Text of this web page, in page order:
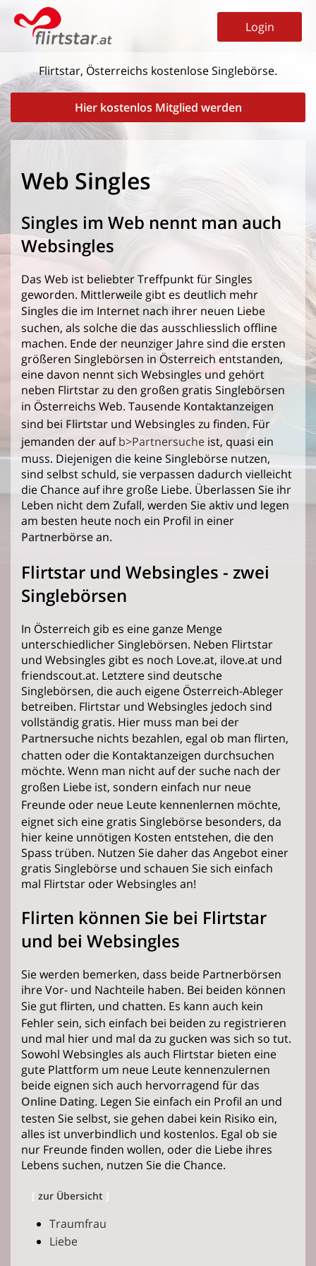
Login
Flirtstar, Österreichs kostenlose Singlebörse.
Hier kostenlos Mitglied werden
Web Singles
Singles im Web nennt man auch
Websingles
Das Web ist beliebter Treffpunkt für Singles
geworden. Mittlerweile gibt es deutlich mehr
Singles die im Internet nach ihrer neuen Liebe
suchen, als solche die das ausschliesslich offline
machen. Ende der neunziger Jahre sind die ersten
größeren Singlebörsen in Österreich entstanden,
eine davon nennt sich Websingles und gehört
neben Flirtstar zu den großen gratis Singlebörsen
in Österreichs Web. Tausende Kontaktanzeigen
sind bei Flirtstar und Websingles zu finden. Für
jemanden der aufb>Partnersuche ist, quasi ein
muss. Diejenigen die keine Singlebörse nutzen,
sind selbst schuld, sie verpassen dadurch vielleicht
die Chance auf ihre große Liebe. Überlassen Sie ihr
Leben nicht dem Zufall, werden Sie aktiv und legen
am besten heute noch ein Profil in einer
Partnerbörsean.
Flirtstar und Websingles - zwei
Singlebörsen
In Österreich gib es eine ganze Menge
unterschiedlicher Singlebörsen. Neben Flirtstar
und Websingles gibt es noch Love.at, ilove.at und
friendscout.at. Letztere sind deutsche
Singlebörsen, die auch eigene Österreich-Ableger
betreiben. Flirtstar und Websingles jedoch sind
vollständig gratis. Hier muss man bei der
Partnersuche nichts bezahlen, egal ob man flirten,
chatten oder die Kontaktanzeigen durchsuchen
möchte. Wenn man nicht auf der suche nach der
großen Liebe ist, sondern einfach nur neue
Freunde oder neue Leute kennenlernen möchte,
eignet sich eine gratis Singlebörse besonders, da
hier keine unnötigen Kosten entstehen, die den
Spass trüben. Nutzen Sie daher das Angebot einer
gratis Singlebörse und schauen Sie sich einfach
mal Flirtstar oder Websingles an!
Flirten können Sie bei Flirtstar
und bei Websingles
Sie werden bemerken, dass beide Partnerbörsen
ihre Vor- und Nachteile haben. Bei beiden können
Sie gutflirten, und chatten. Es kann auch kein
Fehler sein, sich einfach bei beiden zu registrieren
und mal hier und mal da zu gucken was sich so tut.
Sowohl Websingles als auch Flirtstar bieten eine
gute Plattform um neue Leute kennenzulernen
beide eignen sich auch hervorragend für das
Online Dating. Legen Sie einfach ein Profil an und
testen Sie selbst, sie gehen dabei kein Risiko ein,
alles ist unverbindlich und kostenlos. Egal ob sie
nur Freunde finden wollen, oder die Liebe ihres
Lebens suchen, nutzen Sie die Chance.
[ zur Übersicht ]
Traumfrau
Liebe